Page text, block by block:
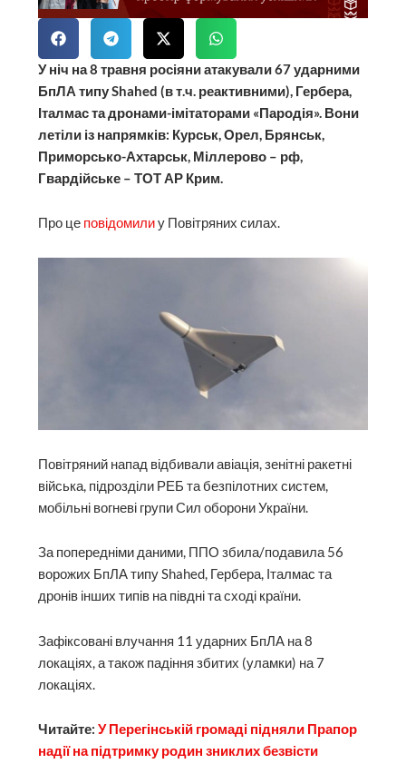
У ніч на 8 травня росіяни атакували 67 ударними
БпЛА типу Shahed (в т.ч. реактивними), Гербера,
Італмас та дронами-імітаторами «Пародія». Вони
летіли із напрямків: Курськ, Орел, Брянськ,
Приморсько-Ахтарськ, Міллерово – рф,
Гвардійське – ТОТ АР Крим.
Про це повідомилиу Повітряних силах.
Повітряний напад відбивали авіація, зенітні ракетні
війська, підрозділи РЕБ та безпілотних систем,
мобільні вогневі групи Сил оборони України.
За попередніми даними, ППО збила/подавила 56
ворожих БпЛА типу Shahed, Гербера, Італмас та
дронів інших типів на півдні та сході країни.
Зафіксовані влучання 11 ударних БпЛА на 8
локаціях, а також падіння збитих (уламки) на 7
локаціях.
Читайте:У Перегінській громаді підняли Прапор
надії на підтримку родин зниклих безвісти